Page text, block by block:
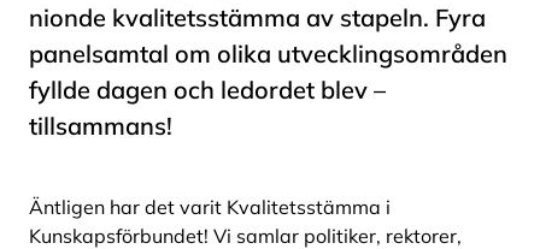
nionde kvalitetsstämma av stapeln. Fyra
panelsamtal om olika utvecklingsområden
fyllde dagen och ledordet blev –
tillsammans!
Äntligen har det varit Kvalitetsstämma i
Kunskapsförbundet! Vi samlar politiker, rektorer,